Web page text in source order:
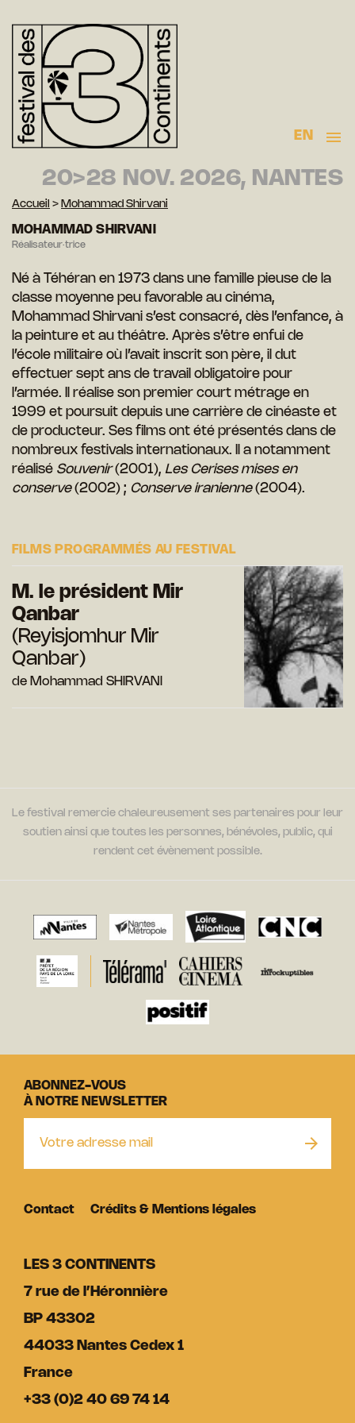
EN
20>28 NOV. 2026, NANTES
Accueil > Mohammad Shirvani
MOHAMMAD SHIRVANI
Réalisateur·trice
Né à Téhéran en 1973 dans une famille pieuse de la
classe moyenne peu favorable au cinéma,
Mohammad Shirvani s’est consacré, dès l’enfance, à
la peinture et au théâtre. Après s’être enfui de
l’école militaire où l’avait inscrit son père, il dut
effectuer sept ans de travail obligatoire pour
l’armée. Il réalise son premier court métrage en
1999 et poursuit depuis une carrière de cinéaste et
de producteur. Ses films ont été présentés dans de
nombreux festivals internationaux. Il a notamment
réalisé Souvenir(2001), Les Cerises mises en
conserve(2002) ; Conserve iranienne(2004).
FILMS PROGRAMMÉS AU FESTIVAL
M. le président Mir
Qanbar
(Reyisjomhur Mir
Qanbar)
de Mohammad SHIRVANI
Le festival remercie chaleureusement ses partenaires pour leur
soutien ainsi que toutes les personnes, bénévoles, public, qui
rendent cet évènement possible.
LES 3 CONTINENTS
7 rue de l’Héronnière
BP 43302
44033 Nantes Cedex 1
France
+33 (0)2 40 69 74 14
ABONNEZ-VOUS
À NOTRE NEWSLETTER
Contact Crédits & Mentions légales